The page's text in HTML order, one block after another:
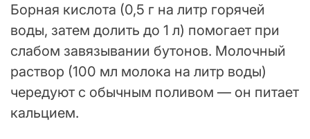
Борная кислота (0,5 г на литр горячей
воды, затем долить до 1 л) помогает при
слабом завязывании бутонов. Молочный
раствор (100 мл молока на литр воды)
чередуют с обычным поливом — он питает
кальцием.